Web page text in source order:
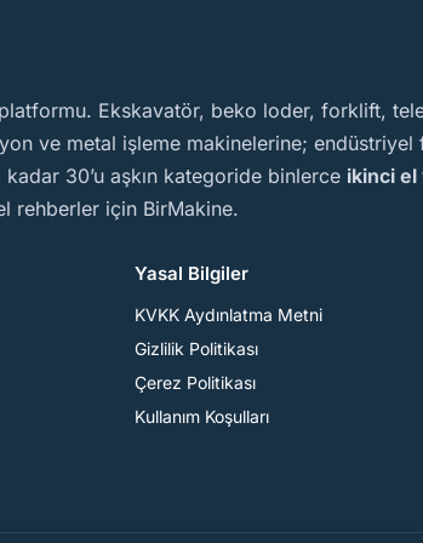
Ekskavatör, beko loder, forklift,
ve metal işleme makinelerine; endüstriyel
30’u aşkın kategoride binlerce ikinci el
rehberler için BirMakine.
Yasal Bilgiler
KVKK Aydınlatma Metni
Gizlilik Politikası
Çerez Politikası
Kullanım Koşulları